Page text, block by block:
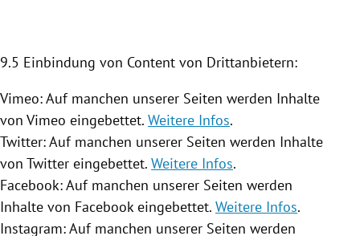
9.5 Einbindung von Content von Drittanbietern:
Vimeo: Auf manchen unserer Seiten werden Inhalte
von Vimeo eingebettet. Weitere Infos.
Twitter: Auf manchen unserer Seiten werden Inhalte
von Twitter eingebettet. Weitere Infos.
Facebook: Auf manchen unserer Seiten werden
Inhalte von Facebook eingebettet. Weitere Infos.
Instagram: Auf manchen unserer Seiten werden